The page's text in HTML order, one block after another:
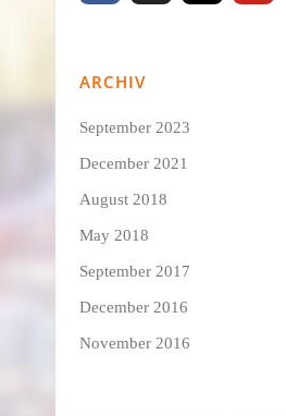
ARCHIV
September 2023
December 2021
August 2018
May 2018
September 2017
December 2016
November 2016